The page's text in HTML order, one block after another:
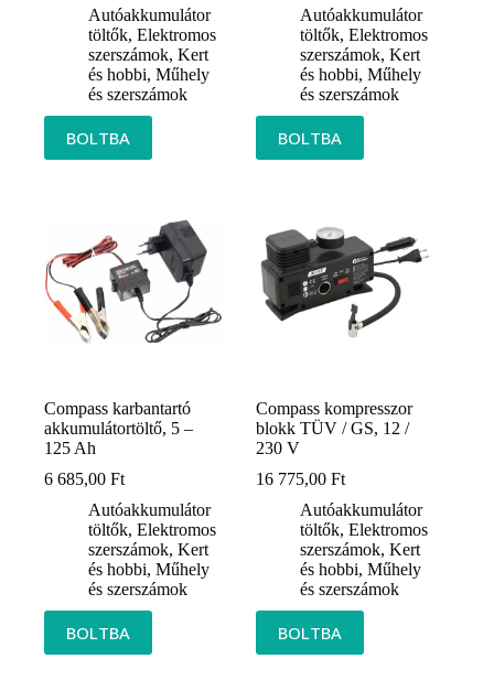
Autóakkumulátor
töltők, Elektromos
szerszámok, Kert
és hobbi, Műhely
és szerszámok
BOLTBA
Autóakkumulátor
töltők,Elektromos
szerszámok,Kert
és hobbi,Műhely
és szerszámok
BOLTBA
Compass karbantartó
akkumulátortöltő, 5 –
125 Ah
6 685,00 Ft
Autóakkumulátor
töltők, Elektromos
szerszámok, Kert
és hobbi, Műhely
és szerszámok
BOLTBA
Compass kompresszor
blokk TÜV / GS, 12 /
230 V
16 775,00Ft
Autóakkumulátor
töltők,Elektromos
szerszámok,Kert
és hobbi,Műhely
és szerszámok
BOLTBA